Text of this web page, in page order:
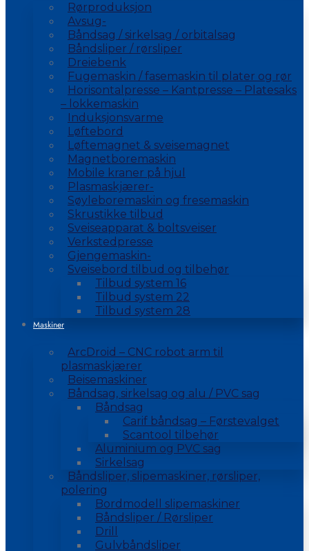
Rørproduksjon
Avsug-
Båndsag / sirkelsag / orbitalsag
Båndsliper / rørsliper
Dreiebenk
Fugemaskin / fasemaskin til plater og rør
Horisontalpresse – Kantpresse – Platesaks
– lokkemaskin
Induksjonsvarme
Løftebord
Løftemagnet & sveisemagnet
Magnetboremaskin
Mobile kraner på hjul
Plasmaskjærer-
Søyleboremaskin og fresemaskin
Skrustikke tilbud
Sveiseapparat & boltsveiser
Verkstedpresse
Gjengemaskin-
Sveisebord tilbud og tilbehør
Tilbud system 16
Tilbud system 22
Tilbud system 28
Maskiner
ArcDroid – CNC robot arm til
plasmaskjærer
Beisemaskiner
Båndsag, sirkelsag og alu / PVC sag
Båndsag
Carif båndsag – Førstevalget
Scantool tilbehør
Aluminium og PVC sag
Sirkelsag
Båndsliper, slipemaskiner, rørsliper,
polering
Bordmodell slipemaskiner
Båndsliper / Rørsliper
Drill
Gulvbåndsliper